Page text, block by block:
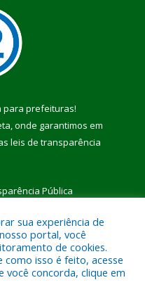
para prefeituras!
onde garantimos em
leis de transparência
Pública
Municipal de Pau
sua experiência de
portal, você
de cookies.
isso é feito, acesse
você concorda, clique em